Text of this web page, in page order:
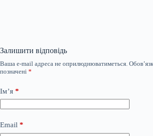
Залишити відповідь
Ваша e-mail адреса не оприлюднюватиметься.
позначені *
Ім’я *
Email *